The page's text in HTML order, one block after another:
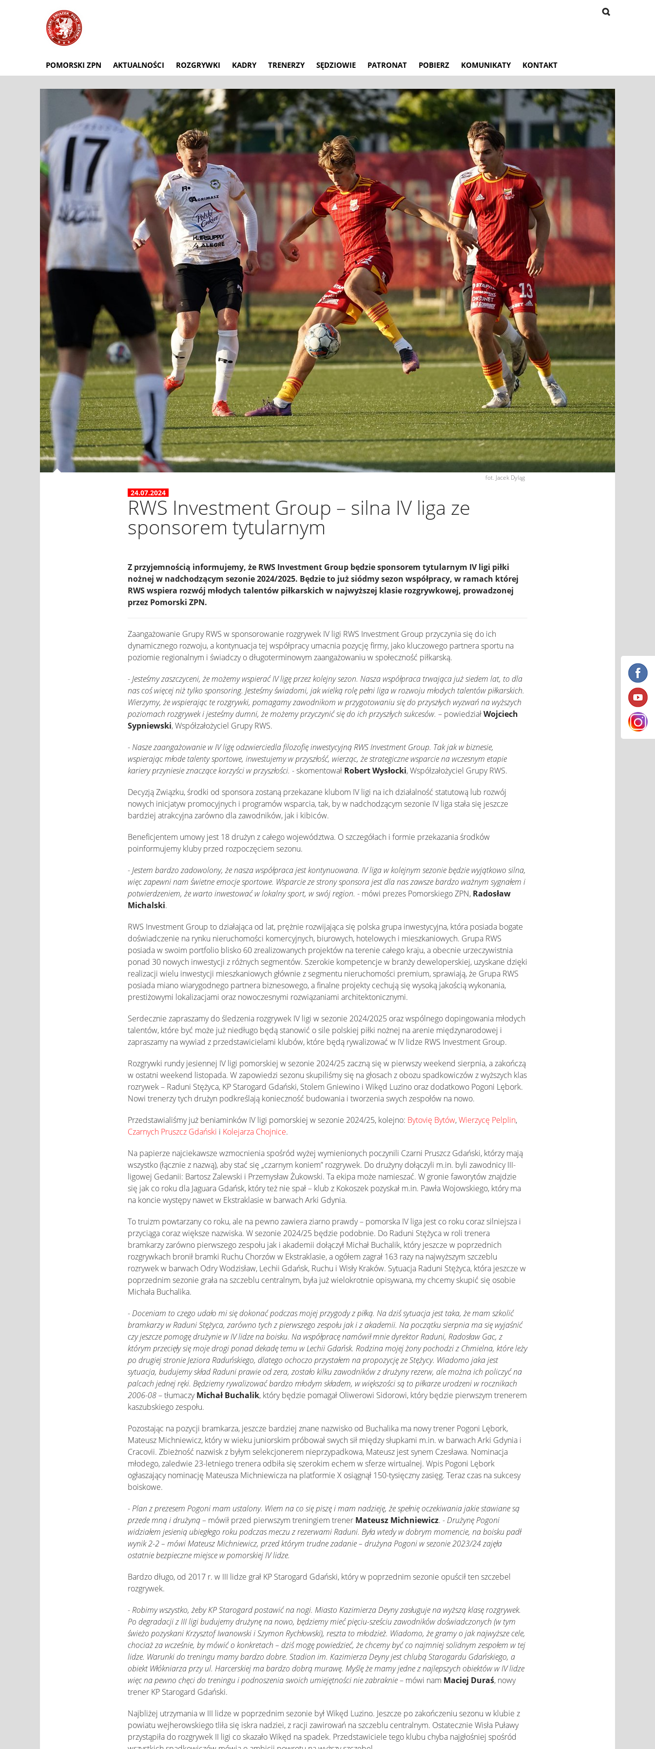
POMORSKI ZPN AKTUALNOŚCI ROZGRYWKI KADRY TRENERZY SĘDZIOWIE PATRONAT POBIERZ KOMUNIKATY KONTAKT
fot. Jacek Dyląg
24.07.2024
RWS Investment Group – silna IV liga ze
sponsorem tytularnym
Z przyjemnością informujemy, że RWS Investment Group będzie sponsorem tytularnym IV ligi piłki
nożnej w nadchodzącym sezonie 2024/2025. Będzie to już siódmy sezon współpracy, w ramach której
RWS wspiera rozwój młodych talentów piłkarskich w najwyższej klasie rozgrywkowej, prowadzonej
przez Pomorski ZPN.
Zaangażowanie Grupy RWS w sponsorowanie rozgrywek IV ligi RWS Investment Group przyczynia się do ich
dynamicznego rozwoju, a kontynuacja tej współpracy umacnia pozycję firmy, jako kluczowego partnera sportu na
poziomie regionalnym i świadczy o długoterminowym zaangażowaniu w społeczność piłkarską.
-Jesteśmy zaszczyceni, że możemy wspierać IV ligę przez kolejny sezon. Nasza współpraca trwająca już siedem lat, to dla
nas coś więcej niż tylko sponsoring. Jesteśmy świadomi, jak wielką rolę pełni liga w rozwoju młodych talentów piłkarskich.
Wierzymy, że wspierając te rozgrywki, pomagamy zawodnikom w przygotowaniu się do przyszłych wyzwań na wyższych
poziomach rozgrywek i jesteśmy dumni, że możemy przyczynić się do ich przyszłych sukcesów. – powiedziałWojciech
Sypniewski, Współzałożyciel Grupy RWS.
- Nasze zaangażowanie w IV ligę odzwierciedla filozofię inwestycyjną RWS Investment Group. Tak jak w biznesie,
wspierając młode talenty sportowe, inwestujemy w przyszłość, wierząc, że strategiczne wsparcie na wczesnym etapie
kariery przyniesie znaczące korzyści w przyszłości. - skomentował Robert Wysłocki, Współzałożyciel Grupy RWS.
Decyzją Związku, środki od sponsora zostaną przekazane klubom IV ligi na ich działalność statutową lub rozwój
nowych inicjatyw promocyjnych i programów wsparcia, tak, by w nadchodzącym sezonie IV liga stała się jeszcze
bardziej atrakcyjna zarówno dla zawodników, jak i kibiców.
Beneficjentem umowy jest 18 drużyn z całego województwa. O szczegółach i formie przekazania środków
poinformujemy kluby przed rozpoczęciem sezonu.
-Jestem bardzo zadowolony, że nasza współpraca jest kontynuowana. IV liga w kolejnym sezonie będzie wyjątkowo silna,
więc zapewni nam świetne emocje sportowe. Wsparcie ze strony sponsora jest dla nas zawsze bardzo ważnym sygnałem i
potwierdzeniem, że warto inwestować w lokalny sport, w swój region. - mówi prezes Pomorskiego ZPN, Radosław
Michalski.
RWS Investment Group to działająca od lat, prężnie rozwijająca się polska grupa inwestycyjna, która posiada bogate
doświadczenie na rynku nieruchomości komercyjnych, biurowych, hotelowych i mieszkaniowych. Grupa RWS
posiada w swoim portfolio blisko 60 zrealizowanych projektów na terenie całego kraju, a obecnie urzeczywistnia
ponad 30 nowych inwestycji z różnych segmentów. Szerokie kompetencje w branży deweloperskiej, uzyskane dzięki
realizacji wielu inwestycji mieszkaniowych głównie z segmentu nieruchomości premium, sprawiają, że Grupa RWS
posiada miano wiarygodnego partnera biznesowego, a finalne projekty cechują się wysoką jakością wykonania,
prestiżowymi lokalizacjami oraz nowoczesnymi rozwiązaniami architektonicznymi.
Serdecznie zapraszamy do śledzenia rozgrywek IV ligi w sezonie 2024/2025 oraz wspólnego dopingowania młodych
talentów, które być może już niedługo będą stanowić o sile polskiej piłki nożnej na arenie międzynarodowej i
zapraszamy na wywiad z przedstawicielami klubów, które będą rywalizować w IV lidze RWS Investment Group.
Rozgrywki rundy jesiennej IV ligi pomorskiej w sezonie 2024/25 zaczną się w pierwszy weekend sierpnia, a zakończą
w ostatni weekend listopada. W zapowiedzi sezonu skupiliśmy się na głosach z obozu spadkowiczów z wyższych klas
rozrywek – Raduni Stężyca, KP Starogard Gdański, Stolem Gniewino i Wikęd Luzino oraz dodatkowo Pogoni Lębork.
Nowi trenerzy tych drużyn podkreślają konieczność budowania i tworzenia swych zespołów na nowo.
Przedstawialiśmy już beniaminków IV ligi pomorskiej w sezonie 2024/25, kolejno: Bytovię Bytów,Wierzycę Pelplin,
Czarnych Pruszcz Gdański i Kolejarza Chojnice.
Na papierze najciekawsze wzmocnienia spośród wyżej wymienionych poczynili Czarni Pruszcz Gdański, którzy mają
wszystko (łącznie z nazwą), aby stać się „czarnym koniem” rozgrywek. Do drużyny dołączyli m.in. byli zawodnicy III-
ligowej Gedanii: Bartosz Zalewski i Przemysław Żukowski. Ta ekipa może namieszać. W gronie faworytów znajdzie
się jak co roku dla Jaguara Gdańsk, który też nie spał – klub z Kokoszek pozyskał m.in. Pawła Wojowskiego, który ma
na koncie występy nawet w Ekstraklasie w barwach Arki Gdynia.
To truizm powtarzany co roku, ale na pewno zawiera ziarno prawdy – pomorska IV liga jest co roku coraz silniejsza i
przyciąga coraz większe nazwiska. W sezonie 2024/25 będzie podobnie. Do Raduni Stężyca w roli trenera
bramkarzy zarówno pierwszego zespołu jak i akademii dołączył Michał Buchalik, który jeszcze w poprzednich
rozgrywkach bronił bramki Ruchu Chorzów w Ekstraklasie, a ogółem zagrał 163 razy na najwyższym szczeblu
rozrywek w barwach Odry Wodzisław, Lechii Gdańsk, Ruchu i Wisły Kraków. Sytuacja Raduni Stężyca, która jeszcze w
poprzednim sezonie grała na szczeblu centralnym, była już wielokrotnie opisywana, my chcemy skupić się osobie
Michała Buchalika.
- Doceniam to czego udało mi się dokonać podczas mojej przygody z piłką. Na dziś sytuacja jest taka, że mam szkolić
bramkarzy w Raduni Stężyca, zarówno tych z pierwszego zespołu jak i z akademii. Na początku sierpnia ma się wyjaśnić
czy jeszcze pomogę drużynie w IV lidze na boisku. Na współpracę namówił mnie dyrektor Raduni, Radosław Gac, z
którym przecięły się moje drogi ponad dekadę temu w Lechii Gdańsk. Rodzina mojej żony pochodzi z Chmielna, które leży
po drugiej stronie Jeziora Raduńskiego, dlatego ochoczo przystałem na propozycję ze Stężycy. Wiadomo jaka jest
sytuacja, budujemy skład Raduni prawie od zera, zostało kilku zawodników z drużyny rezerw, ale można ich policzyć na
palcach jednej ręki. Będziemy rywalizować bardzo młodym składem, w większości są to piłkarze urodzeni w rocznikach
2006-08– tłumaczyMichał Buchalik, który będzie pomagał Oliwerowi Sidorowi, który będzie pierwszym trenerem
kaszubskiego zespołu.
Pozostając na pozycji bramkarza, jeszcze bardziej znane nazwisko od Buchalika ma nowy trener Pogoni Lębork,
Mateusz Michniewicz, który w wieku juniorskim próbował swych sił między słupkami m.in. w barwach Arki Gdynia i
Cracovii. Zbieżność nazwisk z byłym selekcjonerem nieprzypadkowa, Mateusz jest synem Czesława. Nominacja
młodego, zaledwie 23-letniego trenera odbiła się szerokim echem w sferze wirtualnej. Wpis Pogoni Lębork
ogłaszający nominację Mateusza Michniewicza na platformie X osiągnął 150-tysięczny zasięg. Teraz czas na sukcesy
boiskowe.
- Plan z prezesem Pogoni mam ustalony. Wiem na co się piszę i mam nadzieję, że spełnię oczekiwania jakie stawiane są
przede mną i drużyną– mówił przed pierwszym treningiem trener Mateusz Michniewicz. - Drużynę Pogoni
widziałem jesienią ubiegłego roku podczas meczu z rezerwami Raduni. Była wtedy w dobrym momencie, na boisku padł
wynik 2-2 – mówi Mateusz Michniewicz, przed którym trudne zadanie – drużyna Pogoni w sezonie 2023/24 zajęła
ostatnie bezpieczne miejsce w pomorskiej IV lidze.
Bardzo długo, od 2017 r. w III lidze grał KP Starogard Gdański, który w poprzednim sezonie opuścił ten szczebel
rozgrywek.
- Robimy wszystko, żeby KP Starogard postawić na nogi. Miasto Kazimierza Deyny zasługuje na wyższą klasę rozgrywek.
Po degradacji z III ligi budujemy drużynę na nowo, będziemy mieć pięciu-sześciu zawodników doświadczonych (w tym
świeżo pozyskani Krzysztof Iwanowski i Szymon Rychłowski), reszta to młodzież. Wiadomo, że gramy o jak najwyższe cele,
chociaż za wcześnie, by mówić o konkretach – dziś mogę powiedzieć, że chcemy być co najmniej solidnym zespołem w tej
lidze. Warunki do treningu mamy bardzo dobre. Stadion im. Kazimierza Deyny jest chlubą Starogardu Gdańskiego, a
obiekt Włókniarza przy ul. Harcerskiej ma bardzo dobrą murawę. Myślę że mamy jedne z najlepszych obiektów w IV lidze
więc na pewno chęci do treningu i podnoszenia swoich umiejętności nie zabraknie– mówi nam Maciej Duraś, nowy
trener KP Starogard Gdański.
Najbliżej utrzymania w III lidze w poprzednim sezonie był Wikęd Luzino. Jeszcze po zakończeniu sezonu w klubie z
powiatu wejherowskiego tliła się iskra nadziei, z racji zawirowań na szczeblu centralnym. Ostatecznie Wisła Puławy
przystąpiła do rozgrywek II ligi co skazało Wikęd na spadek. Przedstawiciele tego klubu chyba najgłośniej spośród